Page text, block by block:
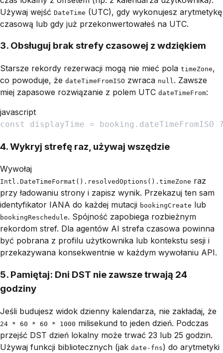
Używaj wejść DateTime (UTC), gdy wykonujesz arytmetykę
czasową lub gdy już przekonwertowałeś na UTC.
3. Obsługuj brak strefy czasowej z wdziękiem
Starsze rekordy rezerwacji mogą nie mieć pola timeZone,
co powoduje, że dateTimeFromISO zwraca null . Zawsze
miej zapasowe rozwiązanie z polem UTC dateTimeFrom:
javascript
const displayTime = booking . dateTimeFromISO
4. Wykryj strefę raz, używaj wszędzie
Wywołaj
Intl.DateTimeFormat().resolvedOptions().timeZone raz
przy ładowaniu strony i zapisz wynik. Przekazuj ten sam
identyfikator IANA do każdej mutacji bookingCreate lub
bookingReschedule. Spójność zapobiega rozbieżnym
rekordom stref. Dla agentów AI strefa czasowa powinna
być pobrana z profilu użytkownika lub kontekstu sesji i
przekazywana konsekwentnie w każdym wywołaniu API.
5. Pamiętaj: Dni DST nie zawsze trwają 24
godziny
Jeśli budujesz widok dzienny kalendarza, nie zakładaj, że
24 * 60 * 60 * 1000 milisekund to jeden dzień. Podczas
przejść DST dzień lokalny może trwać 23 lub 25 godzin.
Używaj funkcji bibliotecznych (jak date-fns) do arytmetyki